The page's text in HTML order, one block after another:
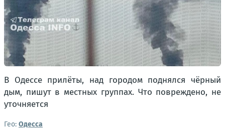
В Одессе прилёты, над городом поднялся чёрный
дым, пишут в местных группах. Что повреждено, не
уточняется
Гео: Одесса